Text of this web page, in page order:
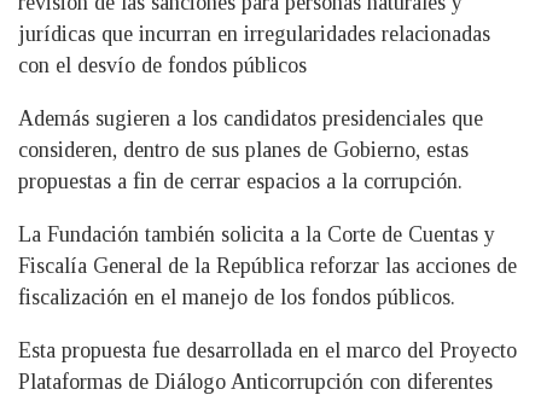
jurídicas que incurran en irregularidades relacionadas
con el desvío de fondos públicos
Además sugieren a los candidatos presidenciales que
consideren, dentro de sus planes de Gobierno, estas
propuestas a fin de cerrar espacios a la corrupción.
La Fundación también solicita a la Corte de Cuentas y
Fiscalía General de la República reforzar las acciones de
fiscalización en el manejo de los fondos públicos.
Esta propuesta fue desarrollada en el marco del Proyecto
Plataformas de Diálogo Anticorrupción con diferentes